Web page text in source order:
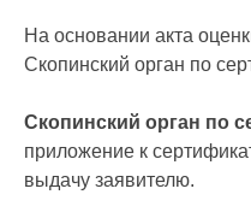
На основании акта
Скопинский орган по
Скопинский орган по
приложение к
выдачу заявителю.